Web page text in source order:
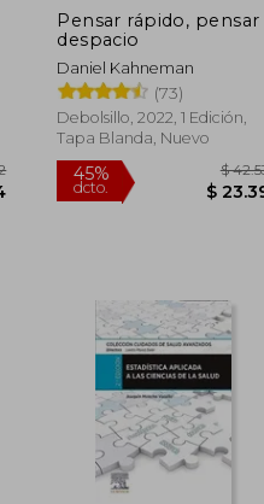
$ 123.72
$ 68.04
Pensar rápido, pensar
despacio
Daniel Kahneman
(73)
Debolsillo, 2022, 1 Edición,
Tapa Blanda, Nuevo
45%
dcto.